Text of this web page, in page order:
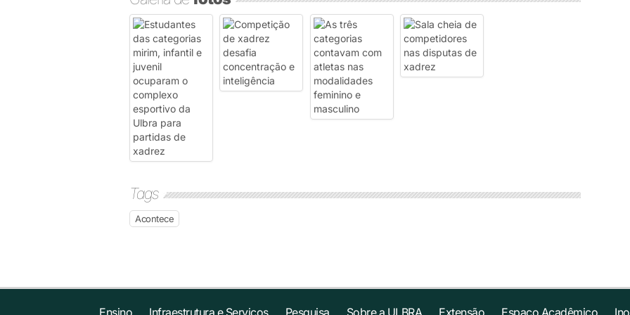
Tags
Acontece
Ensino Infraestrutura e Serviços Pesquisa Sobre a ULBRA Extensão Espaço Acadêmico